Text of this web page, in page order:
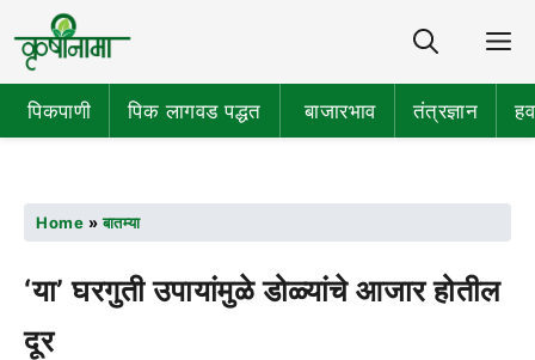
पिकपाणी पिक लागवड पद्धत बाजारभाव तंत्रज्ञान
Home »बातम्या
‘या’ घरगुती उपायांमुळे डोळ्यांचे आजार होतील
दूर